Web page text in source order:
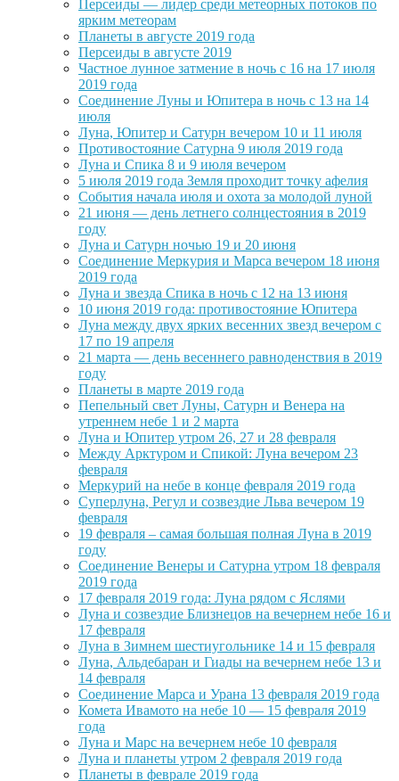
Персеиды — лидер среди метеорных потоков по
ярким метеорам
Планеты в августе 2019 года
Персеиды в августе 2019
Частное лунное затмение в ночь с 16 на 17 июля
2019 года
Соединение Луны и Юпитера в ночь с 13 на 14
июля
Луна, Юпитер и Сатурн вечером 10 и 11 июля
Противостояние Сатурна 9 июля 2019 года
Луна и Спика 8 и 9 июля вечером
5 июля 2019 года Земля проходит точку афелия
События начала июля и охота за молодой луной
21 июня — день летнего солнцестояния в 2019
году
Луна и Сатурн ночью 19 и 20 июня
Соединение Меркурия и Марса вечером 18 июня
2019 года
Луна и звезда Спика в ночь с 12 на 13 июня
10 июня 2019 года: противостояние Юпитера
Луна между двух ярких весенних звезд вечером с
17 по 19 апреля
21 марта — день весеннего равноденствия в 2019
году
Планеты в марте 2019 года
Пепельный свет Луны, Сатурн и Венера на
утреннем небе 1 и 2 марта
Луна и Юпитер утром 26, 27 и 28 февраля
Между Арктуром и Спикой: Луна вечером 23
февраля
Меркурий на небе в конце февраля 2019 года
Суперлуна, Регул и созвездие Льва вечером 19
февраля
19 февраля – самая большая полная Луна в 2019
году
Соединение Венеры и Сатурна утром 18 февраля
2019 года
17 февраля 2019 года: Луна рядом с Яслями
Луна и созвездие Близнецов на вечернем небе 16 и
17 февраля
Луна в Зимнем шестиугольнике 14 и 15 февраля
Луна, Альдебаран и Гиады на вечернем небе 13 и
14 февраля
Соединение Марса и Урана 13 февраля 2019 года
Комета Ивамото на небе 10 — 15 февраля 2019
года
Луна и Марс на вечернем небе 10 февраля
Луна и планеты утром 2 февраля 2019 года
Планеты в феврале 2019 года